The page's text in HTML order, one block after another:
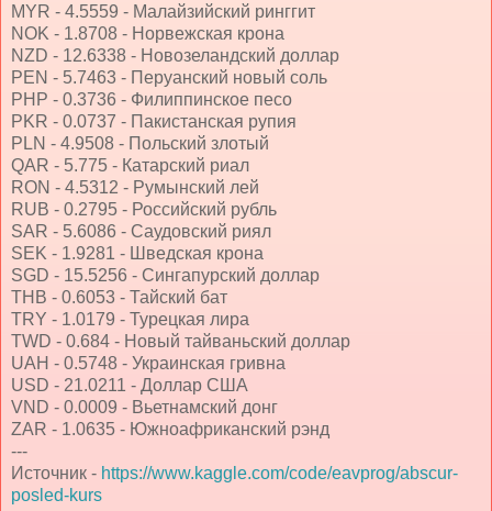
MYR - 4.5559 - Малайзийский ринггит
NOK - 1.8708 - Норвежская крона
NZD - 12.6338 - Новозеландский доллар
PEN - 5.7463 - Перуанский новый соль
PHP - 0.3736 - Филиппинское песо
PKR - 0.0737 - Пакистанская рупия
PLN - 4.9508 - Польский злотый
QAR - 5.775 - Катарский риал
RON - 4.5312 - Румынский лей
RUB - 0.2795 - Российский рубль
SAR - 5.6086 - Саудовский риял
SEK - 1.9281 - Шведская крона
SGD - 15.5256 - Сингапурский доллар
THB - 0.6053 - Тайский бат
TRY - 1.0179 - Турецкая лира
TWD - 0.684 - Новый тайваньский доллар
UAH - 0.5748 - Украинская гривна
USD - 21.0211 - Доллар США
VND - 0.0009 - Вьетнамский донг
ZAR - 1.0635 - Южноафриканский рэнд
---
Источник - https://www.kaggle.com/code/eavprog/abscur-
posled-kurs